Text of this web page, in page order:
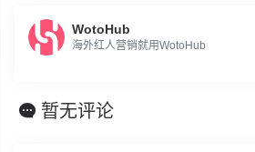
WotoHub
海外红人营销就用WotoHub
暂无评论